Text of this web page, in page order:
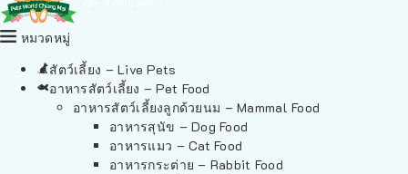
หมวดหมู่
สัตว์เลี้ยง – Live Pets
อาหารสัตว์เลี้ยง – Pet Food
อาหารสัตว์เลี้ยงลูกด้วยนม – Mammal Food
อาหารสุนัข – Dog Food
อาหารแมว – Cat Food
อาหารกระต่าย – Rabbit Food